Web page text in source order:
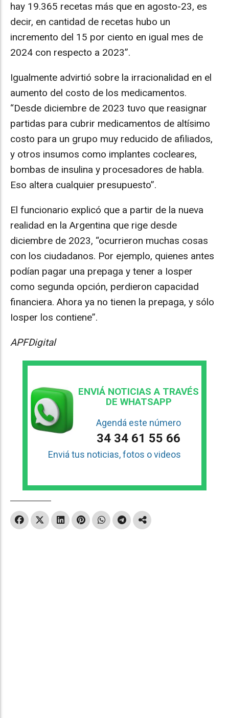
hay 19.365 recetas más que en agosto-23, es
decir, en cantidad de recetas hubo un
incremento del 15 por ciento en igual mes de
2024 con respecto a 2023”.
Igualmente advirtió sobre la irracionalidad en el
aumento del costo de los medicamentos.
“Desde diciembre de 2023 tuvo que reasignar
partidas para cubrir medicamentos de altísimo
costo para un grupo muy reducido de afiliados,
y otros insumos como implantes cocleares,
bombas de insulina y procesadores de habla.
Eso altera cualquier presupuesto”.
El funcionario explicó que a partir de la nueva
realidad en la Argentina que rige desde
diciembre de 2023, “ocurrieron muchas cosas
con los ciudadanos. Por ejemplo, quienes antes
podían pagar una prepaga y tener a Iosper
como segunda opción, perdieron capacidad
financiera. Ahora ya no tienen la prepaga, y sólo
Iosper los contiene”.
APFDigital
ENVIÁ NOTICIAS A TRAVÉS
DE WHATSAPP
Agendá este número
34 34 61 55 66
Enviá tus noticias, fotos o videos